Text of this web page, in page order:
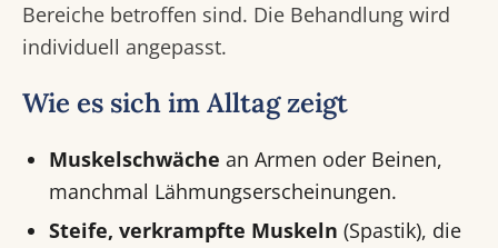
Bereiche betroffen sind. Die Behandlung wird
individuell angepasst.
Wie es sich im Alltag zeigt
Muskelschwäche an Armen oder Beinen,
manchmal Lähmungserscheinungen.
Steife, verkrampfte Muskeln (Spastik), die